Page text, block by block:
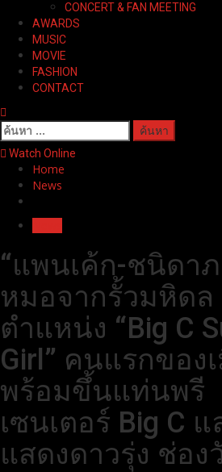
CONCERT & FAN MEETING
AWARDS
MUSIC
MOVIE
FASHION
CONTACT
ค้นหา
สำหรับ:
Watch Online
Home
News
“แพนเค้ก-ชนิดา
หมอจากรั้วมหิดล
ตำแหน่ง “Big C
Girl” คนแรกของ
พร้อมขึ้นแท่นพรี
เซนเตอร์ Big C
แสดงดาวรุ่ง ช่อง